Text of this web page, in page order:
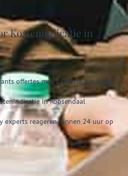
Kostenindicatie in
offertes met 1 Offerte Aanvraag
in Roosendaal
experts reageren binnen 24 uur op